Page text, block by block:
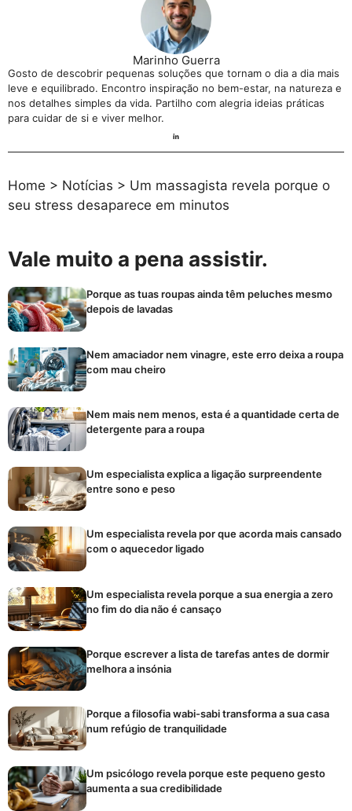
Marinho Guerra
Gosto de descobrir pequenas soluções que tornam o dia a dia mais
leve e equilibrado. Encontro inspiração no bem-estar, na natureza e
nos detalhes simples da vida. Partilho com alegria ideias práticas
para cuidar de si e viver melhor.
Home > Notícias > Um massagista revela porque o
seu stress desaparece em minutos
Vale muito a pena assistir.
Porque as tuas roupas ainda têm peluches mesmo
depois de lavadas
Nem amaciador nem vinagre, este erro deixa a roupa
com mau cheiro
Nem mais nem menos, esta é a quantidade certa de
detergente para a roupa
Um especialista explica a ligação surpreendente
entre sono e peso
Um especialista revela por que acorda mais cansado
com o aquecedor ligado
Um especialista revela porque a sua energia a zero
no fim do dia não é cansaço
Porque escrever a lista de tarefas antes de dormir
melhora a insónia
Porque a filosofia wabi-sabi transforma a sua casa
num refúgio de tranquilidade
Um psicólogo revela porque este pequeno gesto
aumenta a sua credibilidade